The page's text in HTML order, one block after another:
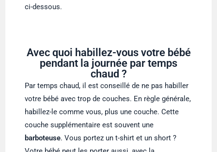
ci-dessous.
Avec quoi habillez-vous votre bébé
pendant la journée par temps
chaud ?
Par temps chaud, il est conseillé de ne pas habiller
votre bébé avec trop de couches. En règle générale,
habillez-le comme vous, plus une couche. Cette
couche supplémentaire est souvent une
barboteuse. Vous portez un t-shirt et un short ?